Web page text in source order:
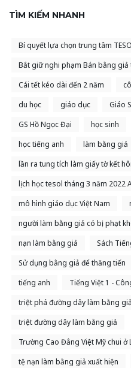
TÌM KIẾM NHANH
Bí quyết lựa chọn trung tâm
Bắt giữ nghi phạm Bán bằng giả
Cái tết kéo dài đến 2 năm
du học
giáo dục
Giáo
GS Hồ Ngọc Đại
học sinh
học tiếng anh
làm bằng giả
lần ra tung tích làm giấy tờ kết
lịch học tesol tháng 3 năm 2022
mô hình giáo dục Việt Nam
người làm bằng giả có bị phạt
nạn làm bằng giả
Sách
Sử dụng bằng giả để thăng tiến
tiếng anh
Tiếng Việt 1 -
triệt phá đường dây làm bằng giả
triệt đường dây làm bằng giả
Trường Cao Đẳng Việt Mỹ chui ở
tệ nạn làm bằng giả xuất hiện